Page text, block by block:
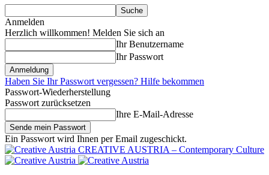
Anmelden
Herzlich willkommen! Melden Sie sich an
Ihr Benutzername
Ihr Passwort
Haben Sie Ihr Passwort vergessen? Hilfe bekommen
Passwort-Wiederherstellung
Passwort zurücksetzen
Ihre E-Mail-Adresse
Ein Passwort wird Ihnen per Email zugeschickt.
CREATIVE AUSTRIA – Contemporary Culture